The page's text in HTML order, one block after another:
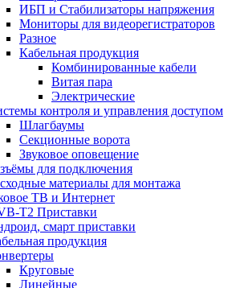
ИБП и Стабилизаторы напряжения
Мониторы для видеорегистраторов
Разное
Кабельная продукция
Комбинированные кабели
Витая пара
Электрические
контроля и управления доступом
Шлагбаумы
Секционные ворота
Звуковое оповещение
для подключения
материалы для монтажа
ТВ и Интернет
Т2 Приставки
смарт приставки
продукция
Круговые
Линейные